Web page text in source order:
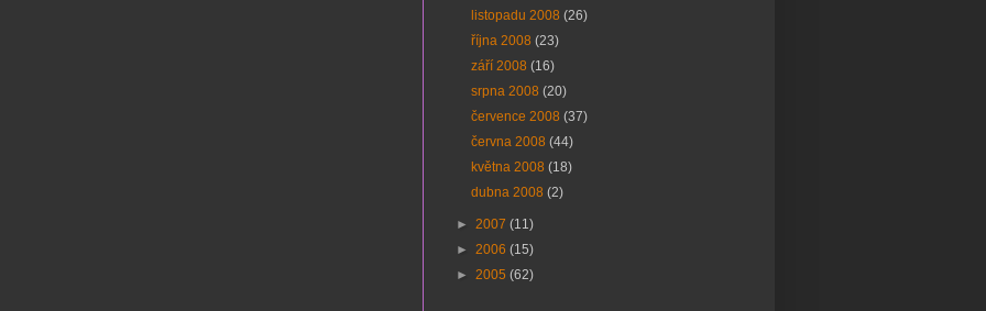
listopadu 2008(26)
října 2008(23)
září 2008(16)
srpna 2008(20)
července 2008(37)
června 2008(44)
května 2008(18)
dubna 2008(2)
► 2007 (11)
► 2006 (15)
► 2005 (62)